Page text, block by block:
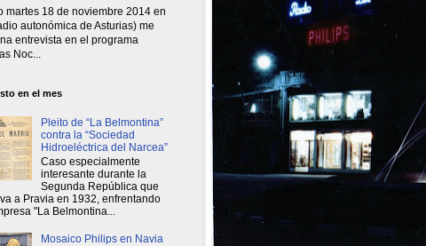
martes 18 de noviembre 2014 en
autonómica de Asturias) me
entrevista en el programa
Noc...
en el mes
Pleito de “La Belmontina”
contra la “Sociedad
Hidroeléctrica del Narcea”
Caso especialmente
interesante durante la
Segunda República que
a Pravia en 1932, enfrentando
"La Belmontina...
Mosaico Philips en Navia